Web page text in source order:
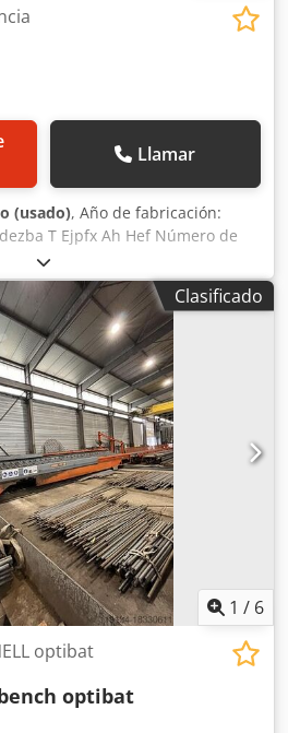
Llamar
(usado), Año de fabricación:
T Ejpfx Ah Hef Número de
650 kN Diámetro
mm²: 10,5 mm Longitud máxima
máximo de expulsión matriz: 65
expulsión punzón: 20 mm
275
Clasificado
1 / 6
optibat
optibat